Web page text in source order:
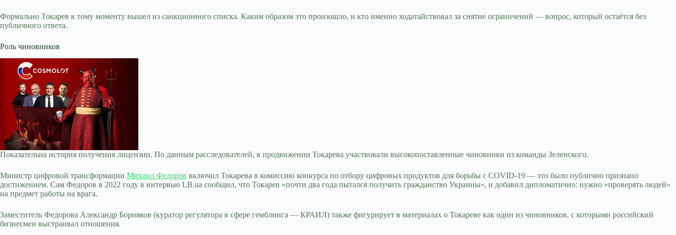
Формально Токарев к тому моменту вышел из санкционного списка. Каким образом это произошло, и кто именно ходатайствовал за снятие ограничений — вопрос, который остаётся без
публичного ответа.
Роль чиновников
Показательна история получения лицензии. По данным расследователей, в продвижении Токарева участвовали высокопоставленные чиновники из команды Зеленского.
Министр цифровой трансформации Михаил Федоров включил Токарева в комиссию конкурса по отбору цифровых продуктов для борьбы с COVID-19 — это было публично признано
достижением. Сам Федоров в 2022 году в интервью LB.ua сообщил, что Токарев «почти два года пытался получить гражданство Украины», и добавил дипломатично: нужно «проверять людей»
на предмет работы на врага.
Заместитель Федорова Александр Борняков (куратор регулятора в сфере гемблинга — КРАИЛ) также фигурирует в материалах о Токареве как один из чиновников, с которыми российский
бизнесмен выстраивал отношения.